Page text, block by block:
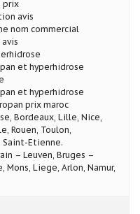
prix
avis
nom commercial
et hyperhidrose
et hyperhidrose
prix maroc
Bordeaux, Lille, Nice,
Rouen, Toulon,
Saint-Etienne.
– Leuven, Bruges –
Mons, Liege, Arlon, Namur,